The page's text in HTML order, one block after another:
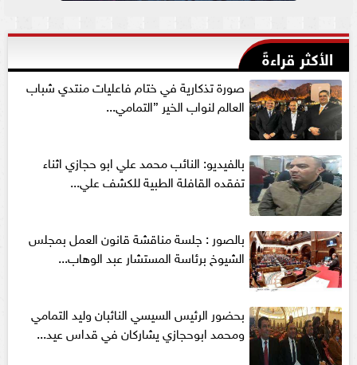
الأكثر قراءةً
صورة تذكارية في ختام فاعليات منتدي شباب
العالم لنواب الخير ”التمامي...
بالفيديو: النائب محمد علي ابو حجازي اثناء
تفقده القافلة الطبية للكشف علي...
بالصور : جلسة مناقشة قانون العمل بمجلس
الشيوخ برئاسة المستشار عبد الوهاب...
بحضور الرئيس السيسي النائبان وليد التمامي
ومحمد ابوحجازي يشاركان في قداس عيد...